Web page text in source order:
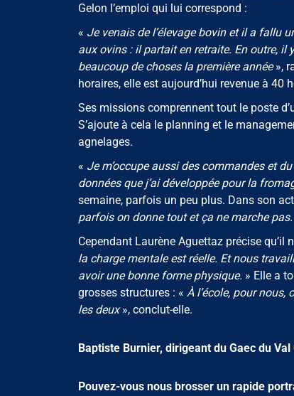
Gelon l’emploi qui lui correspond :
« Je venais de l’élevage bovin et il a fallu
aux ovins : il partait en retraite. En outre, il
beaucoup de choses la première année»,
horaires, elle est aujourd’hui revenue à 40
Ses missions comprennent tout le poste
S’ajoute à cela le planning et le
agnelages.
« Je m’occupe aussi des commandes et
données que j’ai développée pour la
semaine, parfois un peu plus. Dans son
parfois on donne tout et ça ne marche
Cependant Laurène Aguettaz précise qu’il
la charge mentale est réelle. Et nous
avoir une bonne forme physique. » Elle a
grosses structures : « À l’école, pour nous,
les deux», conclut-elle.
Baptiste Burnier, dirigeant du Gaec du
Pouvez-vous nous brosser un rapide